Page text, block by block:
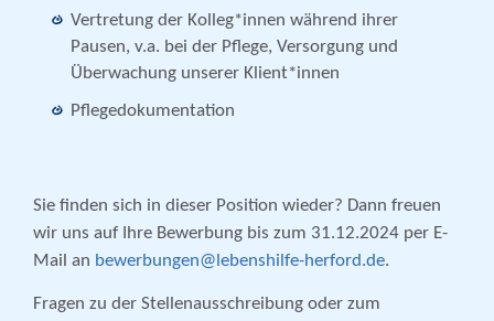
Vertretung der Kolleg*innen während ihrer
Pausen, v.a. bei der Pflege, Versorgung und
Überwachung unserer Klient*innen
Pflegedokumentation
Sie finden sich in dieser Position wieder? Dann freuen
wir uns auf Ihre Bewerbung bis zum 31.12.2024 per E-
Mail an bewerbungen@lebenshilfe-herford.de.
Fragen zu der Stellenausschreibung oder zum